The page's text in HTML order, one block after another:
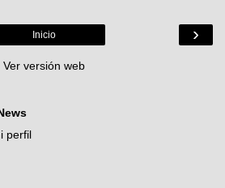
›
Inicio
Ver versión web
perfil